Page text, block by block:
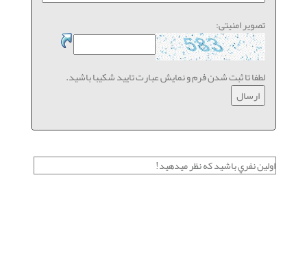
تصویر امنیتی:
لطفا تا ثبت شدن فرم و نمایش عبارت تایید شکیبا باشید.
اولين نفري باشيد كه نظر ميدهيد!